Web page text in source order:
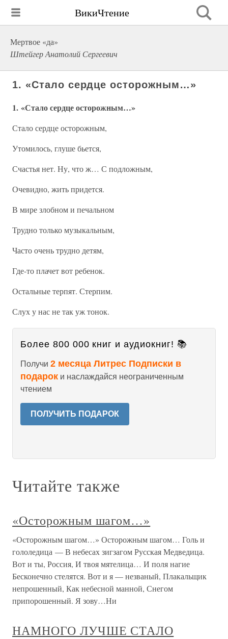
ВикиЧтение
Мертвое «да»
Штейгер Анатолий Сергеевич
1. «Стало сердце осторожным…»
1. «Стало сердце осторожным…»
Стало сердце осторожным,
Утомилось, глуше бьется,
Счастья нет. Ну, что ж… С подложным,
Очевидно, жить придется.
В мире злобном и печальном
Трудно только музыкальным,
Часто очень трудно детям,
Где-то плачет вот ребенок.
Остальные терпят. Стерпим.
Слух у нас не так уж тонок.
Более 800 000 книг и аудиокниг! 📚
Получи 2 месяца Литрес Подписки в
подарок и наслаждайся неограниченным
чтением
ПОЛУЧИТЬ ПОДАРОК
Читайте также
«Осторожным шагом…»
«Осторожным шагом…» Осторожным шагом… Голь и
гололедица — В небесах зигзагом Русская Медведица.
Вот и ты, Россия, И твоя мятелица… И поля нагие
Бесконечно стелятся. Вот и я — незваный, Плакальщик
непрошенный, Как небесной манной, Снегом
припорошенный. Я зову…Ни
НАМНОГО ЛУЧШЕ СТАЛО